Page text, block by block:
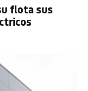
flota sus